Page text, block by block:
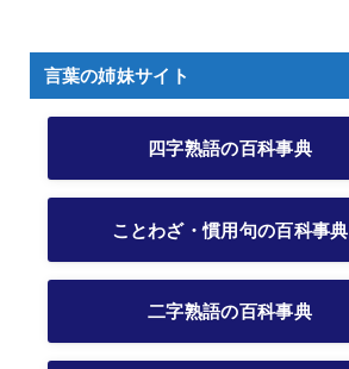
言葉の姉妹サイト
四字熟語の百科事典
ことわざ・慣用句の百科事典
二字熟語の百科事典